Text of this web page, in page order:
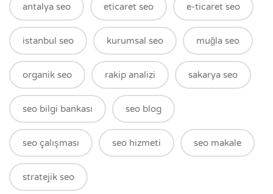
antalya seo eticaret seo e-ticaret seo
istanbul seo kurumsal seo muğla seo
organik seo rakip analizi sakarya seo
seo bilgi bankası seo blog
seo çalışması seo hizmeti seo makale
stratejik seo